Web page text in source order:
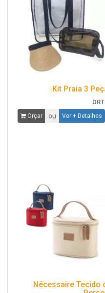
Kit Praia 3
Orçar ou Ver + Detalhes
Nécessaire Tecido